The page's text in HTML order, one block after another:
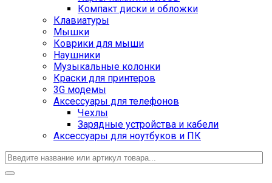
Компакт диски и обложки
Клавиатуры
Мышки
Коврики для мыши
Наушники
Музыкальные колонки
Краски для принтеров
3G модемы
Аксессуары для телефонов
Чехлы
Зарядные устройства и кабели
Аксессуары для ноутбуков и ПК